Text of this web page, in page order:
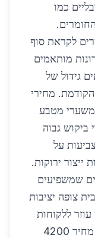
כמו
מחירים לקראת סוף
מותאמים
גידול של
מחירי
משערי מטבע
בשנת 2026 צפוי ביקוש גבוה
על
ייצור ירוקות.
שמשפיעים
צופה יציבות
ללקוחות
למצוא את ההצעות הטובות ביותר. מחיר 4200